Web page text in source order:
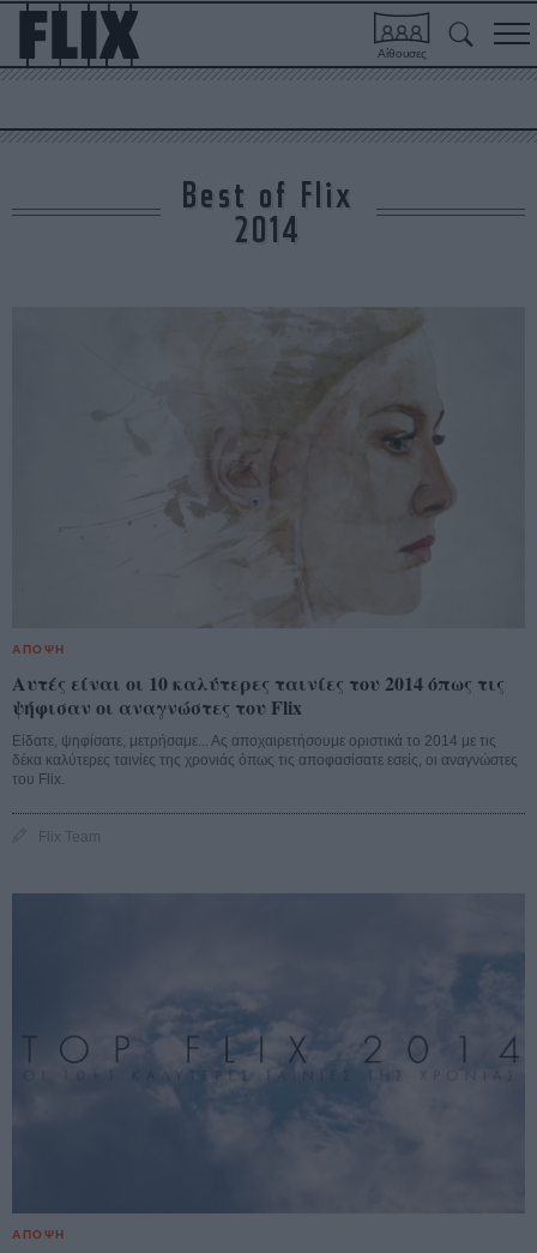
Αίθουσες
Best of Flix
2014
ΑΠΟΨΗ
Αυτές είναι οι 10 καλύτερες ταινίες του 2014 όπως τις
ψήφισαν οι αναγνώστες του Flix
Είδατε, ψηφίσατε, μετρήσαμε... Ας αποχαιρετήσουμε οριστικά το 2014 με τις
δέκα καλύτερες ταινίες της χρονιάς όπως τις αποφασίσατε εσείς, οι αναγνώστες
του Flix.
Flix Team
ΑΠΟΨΗ